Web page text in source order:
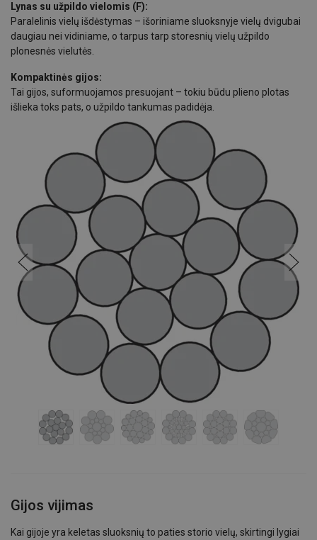
Lynas su užpildo vielomis (F):
Paralelinis vielų išdėstymas – išoriniame sluoksnyje vielų dvigubai
daugiau nei vidiniame, o tarpus tarp storesnių vielų užpildo
plonesnės vielutės.
Kompaktinės gijos:
Tai gijos, suformuojamos presuojant – tokiu būdu plieno plotas
išlieka toks pats, o užpildo tankumas padidėja.
Gijos vijimas
Kai gijoje yra keletas sluoksnių to paties storio vielų, skirtingi lygiai